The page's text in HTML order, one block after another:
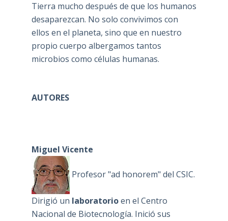
Tierra mucho después de que los humanos
desaparezcan. No solo convivimos con
ellos en el planeta, sino que en nuestro
propio cuerpo albergamos tantos
microbios como células humanas.
AUTORES
Miguel Vicente
Profesor "ad honorem" del CSIC.
Dirigió un laboratorioen el Centro
Nacional de Biotecnología. Inició sus